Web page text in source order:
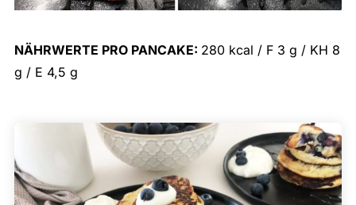
NÄHRWERTE PRO PANCAKE: 280 kcal / F 3 g / KH 8
g / E 4,5 g